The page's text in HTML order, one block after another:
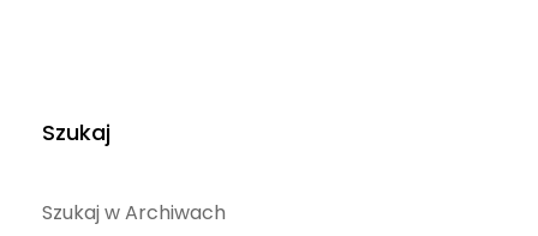
Szukaj
Szukaj w Archiwach